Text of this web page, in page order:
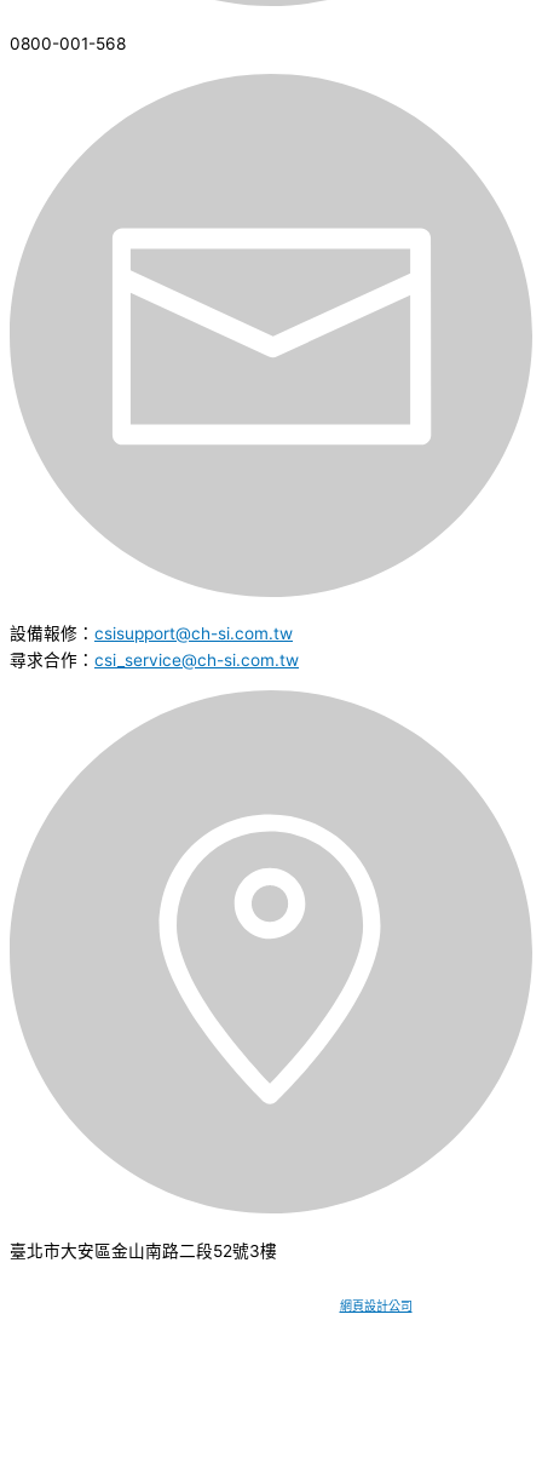
0800-001-568
設備報修： csisupport@ch-si.com.tw
尋求合作： csi_service@ch-si.com.tw
臺北市大安區金山南路二段52號3樓
網頁設計公司